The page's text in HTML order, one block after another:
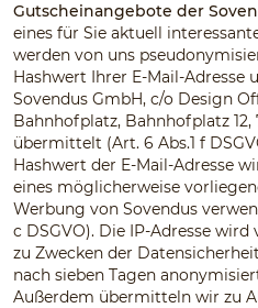
Gutscheinangebote der
eines für Sie aktuell
werden von uns
Hashwert Ihrer E-Mail-Adresse
Sovendus GmbH, c/o Design
Bahnhofplatz, Bahnhofplatz 12,
übermittelt (Art. 6 Abs.1 f
Hashwert der E-Mail-Adresse
eines möglicherweise
Werbung von Sovendus
c DSGVO). Die IP-Adresse
zu Zwecken der
nach sieben Tagen
Außerdem übermitteln wir zu